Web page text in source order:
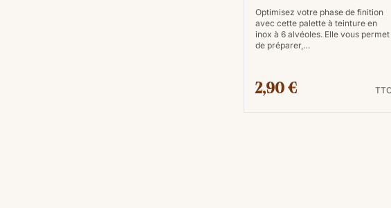
Optimisez votre phase de finition
avec cette palette à teinture en
inox à 6 alvéoles. Elle vous permet
de préparer,…
2,90 € TTC